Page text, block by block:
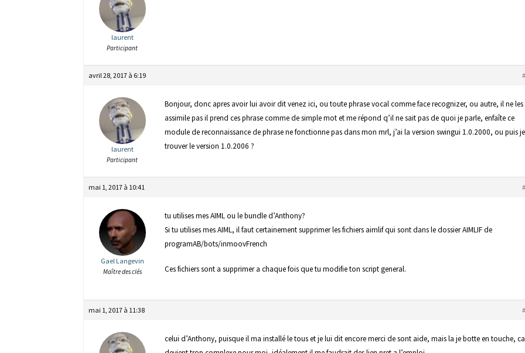
laurent
Participant
avril 28, 2017 à 6:19
laurent
Participant
Bonjour, donc apres avoir lui avoir dit venez ici, ou toute phrase vocal comme face recognizer, ou autre, il ne les
assimile pas il prend ces phrase comme de simple mot et me répond q’il ne sait pas de quoi je parle, enfaîte ce
module de reconnaissance de phrase ne fonctionne pas dans mon mrl, j’ai la version swingui 1.0.2000, ou puis je
trouver le version 1.0.2006 ?
mai 1, 2017 à 10:41
Gael Langevin
Maître des clés
tu utilises mes AIML ou le bundle d’Anthony?
Si tu utilises mes AIML, il faut certainement supprimer les fichiers aimlif qui sont dans le dossier AIMLIF de
programAB/bots/inmoovFrench
Ces fichiers sont a supprimer a chaque fois que tu modifie ton script general.
mai 1, 2017 à 11:38
celui d’Anthony, puisque il ma installé le tous et je lui dit encore merci de sont aide, mais la je botte en touche, ca